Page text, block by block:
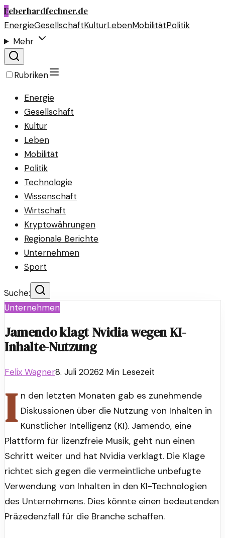
Eeberhardfechner.de
EnergieGesellschaftKulturLebenMobilitätPolitik
Mehr
Rubriken
Energie
Gesellschaft
Kultur
Leben
Mobilität
Politik
Technologie
Wissenschaft
Wirtschaft
Kryptowährungen
Regionale Berichte
Unternehmen
Sport
Suche:
Unternehmen
Jamendo klagt Nvidia wegen KI-
Inhalte-Nutzung
Felix Wagner8. Juli 20262 Min Lesezeit
I n den letzten Monaten gab es zunehmende
Diskussionen über die Nutzung von Inhalten in
Künstlicher Intelligenz (KI). Jamendo, eine
Plattform für lizenzfreie Musik, geht nun einen
Schritt weiter und hat Nvidia verklagt. Die Klage
richtet sich gegen die vermeintliche unbefugte
Verwendung von Inhalten in den KI-Technologien
des Unternehmens. Dies könnte einen bedeutenden
Präzedenzfall für die Branche schaffen.